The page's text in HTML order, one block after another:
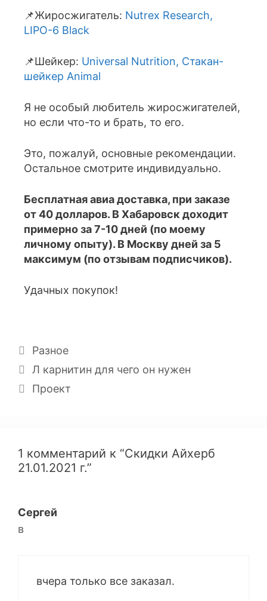
📌Жиросжигатель: Nutrex Research,
LIPO-6 Black
📌Шейкер: Universal Nutrition, Стакан-
шейкер Animal
Я не особый любитель жиросжигателей,
но если что-то и брать, то его.
Это, пожалуй, основные рекомендации.
Остальное смотрите индивидуально.
Бесплатная авиа доставка, при заказе
от 40 долларов. В Хабаровск доходит
примерно за 7-10 дней (по моему
личному опыту). В Москву дней за 5
максимум (по отзывам подписчиков).
Удачных покупок!
Разное
Л карнитин для чего он нужен
Проект
1 комментарий к “Скидки Айхерб
21.01.2021 г.”
Сергей
в
вчера только все заказал.